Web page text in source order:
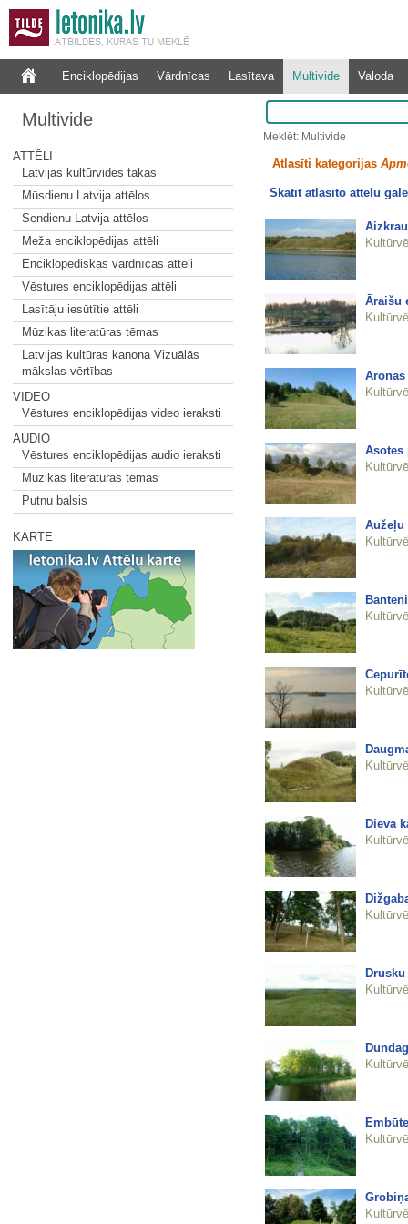
Enciklopēdijas Vārdnīcas Lasītava Multivide Valoda
Multivide
ATTĒLI
Latvijas kultūrvides takas
Mūsdienu Latvija attēlos
Sendienu Latvija attēlos
Meža enciklopēdijas attēli
Enciklopēdiskās vārdnīcas attēli
Vēstures enciklopēdijas attēli
Lasītāju iesūtītie attēli
Mūzikas literatūras tēmas
Latvijas kultūras kanona Vizuālās
mākslas vērtības
VIDEO
Vēstures enciklopēdijas video ieraksti
AUDIO
Vēstures enciklopēdijas audio ieraksti
Mūzikas literatūras tēmas
Putnu balsis
KARTE
Meklēt: Multivide
Atlasīti kategorijas
Skatīt atlasīto attēlu
Āraišu
Asotes
Aužeļu
Dieva